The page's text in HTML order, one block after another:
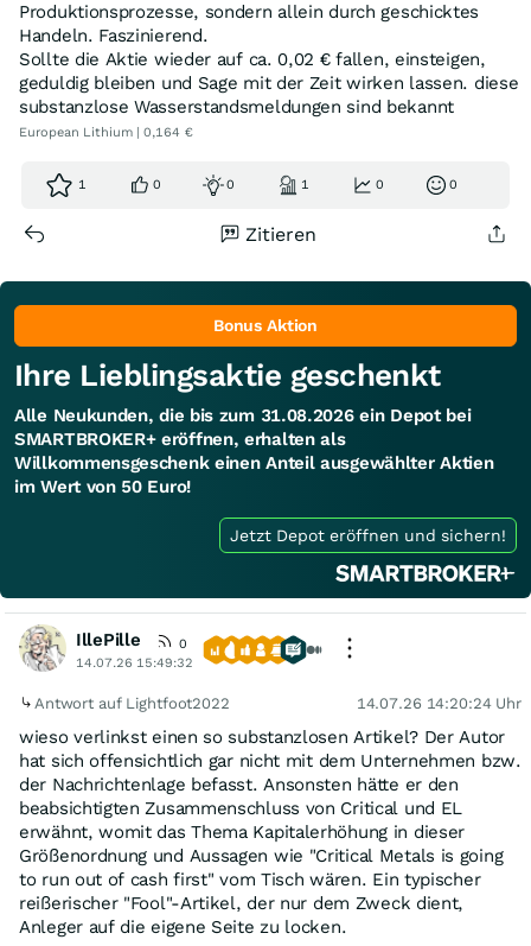
Produktionsprozesse, sondern allein durch geschicktes
Handeln. Faszinierend.
Sollte die Aktie wieder auf ca. 0,02 € fallen, einsteigen,
geduldig bleiben und Sage mit der Zeit wirken lassen. diese
substanzlose Wasserstandsmeldungen sind bekannt
European Lithium | 0,164 €
1 0 0 1 0 0
Zitieren
Bonus Aktion
Ihre Lieblingsaktie geschenkt
Alle Neukunden, die bis zum 31.08.2026 ein Depot bei
SMARTBROKER+ eröffnen, erhalten als
Willkommensgeschenk einen Anteil ausgewählter Aktien
im Wert von 50 Euro!
Jetzt Depot eröffnen und sichern!
IllePille
0
14.07.26 15:49:32
Antwort auf Lightfoot2022 14.07.26 14:20:24 Uhr
wieso verlinkst einen so substanzlosen Artikel? Der Autor
hat sich offensichtlich gar nicht mit dem Unternehmen bzw.
der Nachrichtenlage befasst. Ansonsten hätte er den
beabsichtigten Zusammenschluss von Critical und EL
erwähnt, womit das Thema Kapitalerhöhung in dieser
Größenordnung und Aussagen wie "Critical Metals is going
to run out of cash first" vom Tisch wären. Ein typischer
reißerischer "Fool"-Artikel, der nur dem Zweck dient,
Anleger auf die eigene Seite zu locken.